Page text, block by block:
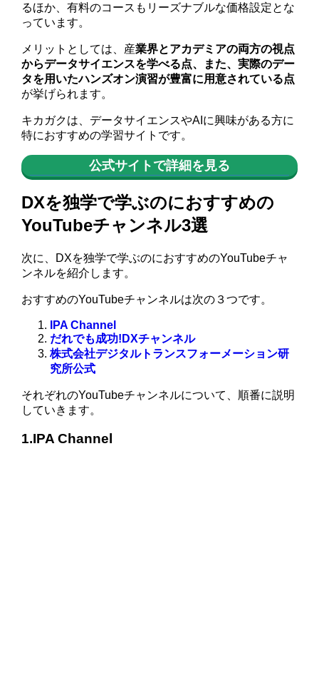
るほか、有料のコースもリーズナブルな価格設定とな
っています。
メリットとしては、産業界とアカデミアの両方の視点
からデータサイエンスを学べる点、また、実際のデー
タを用いたハンズオン演習が豊富に用意されている点
が挙げられます。
キカガクは、データサイエンスやAIに興味がある方に
特におすすめの学習サイトです。
公式サイトで詳細を見る
DXを独学で学ぶのにおすすめの
YouTubeチャンネル3選
次に、DXを独学で学ぶのにおすすめのYouTubeチャ
ンネルを紹介します。
おすすめのYouTubeチャンネルは次の３つです。
IPA Channel
だれでも成功!DXチャンネル
株式会社デジタルトランスフォーメーション研
究所公式
それぞれのYouTubeチャンネルについて、順番に説明
していきます。
1.IPA Channel